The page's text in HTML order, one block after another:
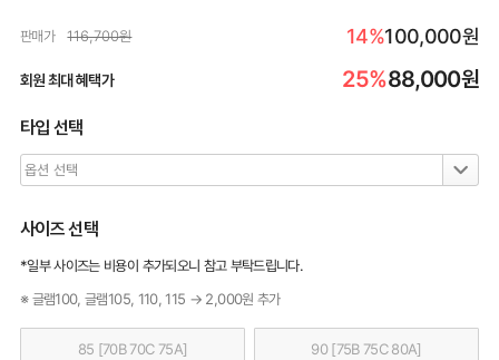
판매가 116,700원 14%100,000원
회원 최대 혜택가 25%88,000원
타입 선택
사이즈 선택
*일부 사이즈는 비용이 추가되오니 참고 부탁드립니다.
※ 글램100, 글램105, 110, 115 → 2,000원 추가
85 [70B 70C 75A] 90 [75B 75C 80A]